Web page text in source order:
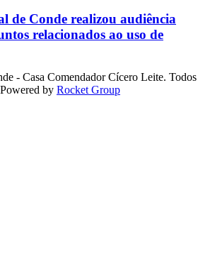
de Conde realizou audiência
relacionados ao uso de
- Casa Comendador Cícero Leite. Todos
by Rocket Group